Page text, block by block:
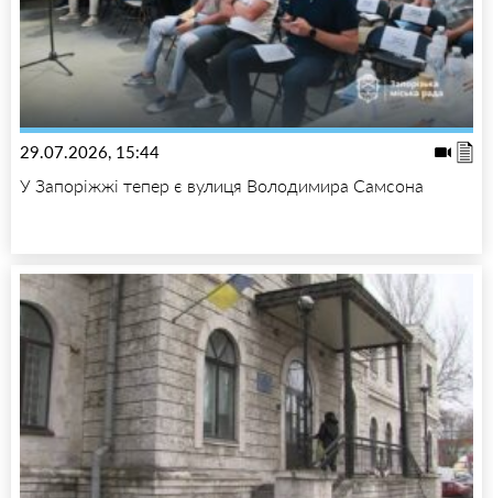
29.07.2026, 15:44
У Запоріжжі тепер є вулиця Володимира Самсона